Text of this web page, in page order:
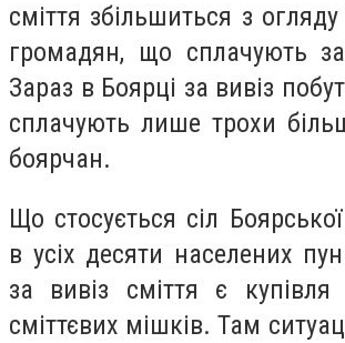
сміття збільшиться з огляду
громадян, що сплачують за
Зараз в Боярці за вивіз
сплачують лише трохи
боярчан.
Що стосується сіл
в усіх десяти населених
за вивіз сміття є купівля
сміттєвих мішків. Там